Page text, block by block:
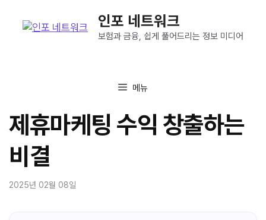
인포 네트워크
보험과 금융, 쉽게 풀어드리는 정보 미디어
메뉴
제휴마케팅 수익 창출하는
비결
2025년 02월 08일